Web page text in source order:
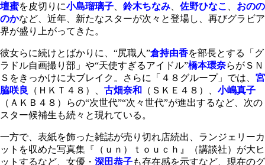
壇蜜を皮切りに小島瑠璃子 鈴木ちなみ 佐野ひなこ
おのの
のかなど、近年、新たなスターが次々と登場し、再びグラビア
界が盛り上がってきた。
彼女らに続けとばかりに、“尻職人”倉持由香を部長とする「グ
ラドル自画撮り部」や“天使すぎるアイドル”橋本環奈らがＳＮ
Ｓをきっかけに大ブレイク。さらに「４８グループ」では、 宮
脇咲良
（ＨＫＴ４８）、 古畑奈和 （ＳＫＥ４８）、 小嶋真子
（ＡＫＢ４８）らの“次世代”“次々世代”が進出するなど、次の
スター候補生も続々と現れている。
一方で、表紙を飾った雑誌が売り切れ店続出、ランジェリーカ
ットを収めた写真集『（ｕｎ）ｔｏｕｃｈ』（講談社）が大ヒ
ットするなど、女優・ 深田恭子も存在感を示すなど、現在のグ